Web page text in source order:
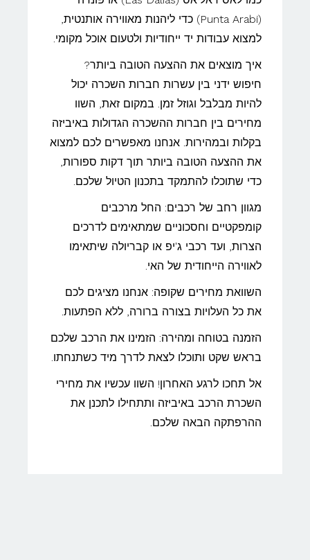
(Punta Arabi) כדי ליהנות מאווירה אותנטית,
למצוא עבודות יד ייחודיות ולטעום אוכל מקומי.
איך מוצאים את ההצעה הטובה ביותר?
חיפוש ידני בין עשרות חברות השכרה יכול
להיות מבלבל וגוזל זמן. במקום זאת, השוו
מחירים בין חברות ההשכרה הגדולות באיביזה
בקלות ובמהירות. אנחנו מאפשרים לכם למצוא
את ההצעה הטובה ביותר תוך דקות ספורות,
כדי שתוכלו להתמקד בתכנון הטיול שלכם.
מגוון רחב של רכבים: החל מרכבים
קומפקטיים וחסכוניים שמתאימים לדרכים
הצרות, ועד רכבי ג'יפ או קבריולה שיתאימו
לאווירה הייחודית של האי.
השוואת מחירים שקופה: אנחנו מציגים לכם
את כל העלויות בצורה ברורה, ללא הפתעות.
הזמנה בטוחה ומהירה: הזמינו את הרכב שלכם
בראש שקט ותוכלו לצאת לדרך מיד כשתנחתו.
אל תחכו לרגע האחרון! השוו עכשיו את מחירי
השכרת הרכב באיביזה ותתחילו לתכנן את
ההרפתקה הבאה שלכם.